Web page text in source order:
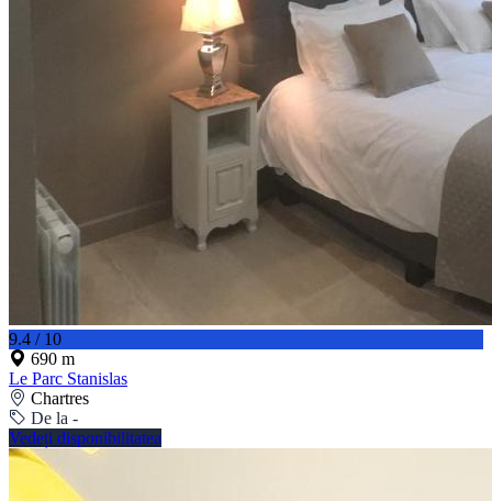
9.4 / 10
690 m
Le Parc Stanislas
Chartres
De la -
Vedeți disponibilitatea